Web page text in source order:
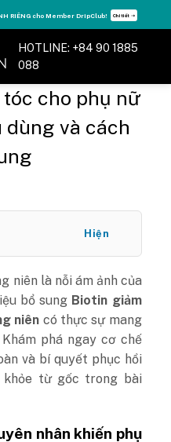
Drip Membership. Xem ngay ➝
HOTLINE: +84 90 1885
088
cho phụ nữ
dùng và cách
Hiện
niên là nỗi ám ảnh của
bổ sung Biotin giảm
niên có thực sự mang
phá ngay cơ chế
và bí quyết phục hồi
từ gốc trong bài
nhân khiến phụ